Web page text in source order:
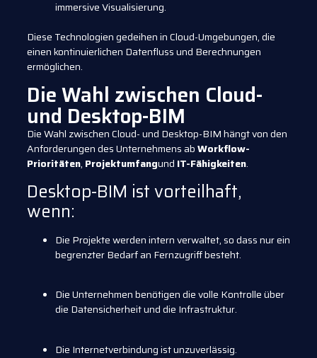
immersive Visualisierung.
Diese Technologien gedeihen in Cloud-Umgebungen, die
einen kontinuierlichen Datenfluss und Berechnungen
ermöglichen.
Die Wahl zwischen Cloud-
und Desktop-BIM
Die Wahl zwischen Cloud- und Desktop-BIM hängt von den
Anforderungen des Unternehmens abWorkflow-
Prioritäten, Projektumfangund IT-Fähigkeiten.
Desktop-BIM ist vorteilhaft,
wenn:
Die Projekte werden intern verwaltet, so dass nur ein
begrenzter Bedarf an Fernzugriff besteht.
Die Unternehmen benötigen die volle Kontrolle über
die Datensicherheit und die Infrastruktur.
Die Internetverbindung ist unzuverlässig.